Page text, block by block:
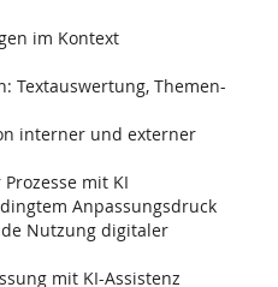
im Kontext
Textauswertung, Themen-
interner und externer
mit KI
Anpassungsdruck
Nutzung digitaler
mit KI-Assistenz